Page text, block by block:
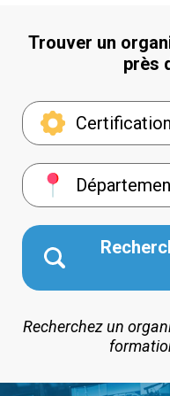
Trouver un
près
Recherchez un